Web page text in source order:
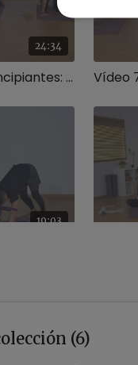
24:34
Vídeo 5 | Clase I para principiantes: las bases y Surya Namaskar
19:03
(6)